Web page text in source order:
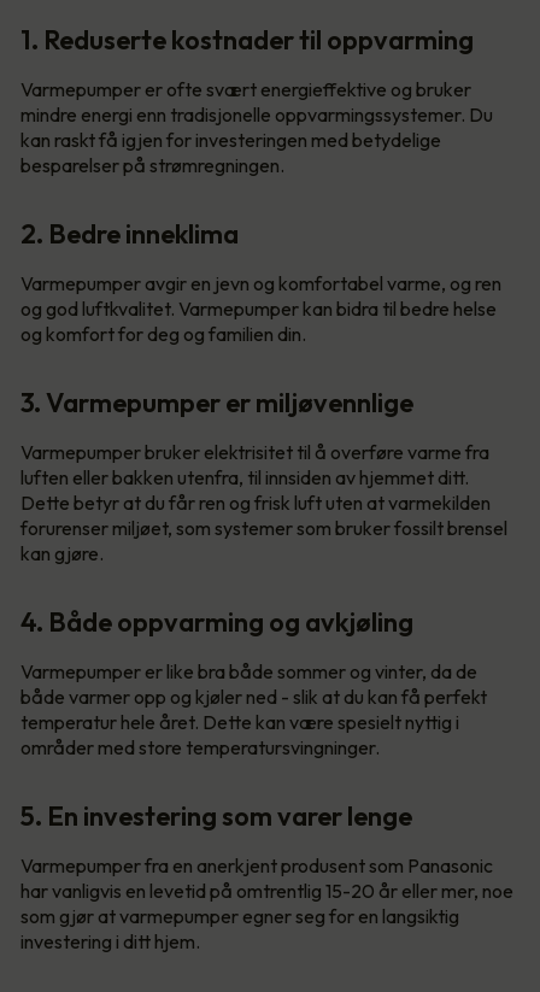
1. Reduserte kostnader til oppvarming
Varmepumper er ofte svært energieffektive og bruker
mindre energi enn tradisjonelle oppvarmingssystemer. Du
kan raskt få igjen for investeringen med betydelige
besparelser på strømregningen.
2. Bedre inneklima
Varmepumper avgir en jevn og komfortabel varme, og ren
og god luftkvalitet. Varmepumper kan bidra til bedre helse
og komfort for deg og familien din.
3. Varmepumper er miljøvennlige
Varmepumper bruker elektrisitet til å overføre varme fra
luften eller bakken utenfra, til innsiden av hjemmet ditt.
Dette betyr at du får ren og frisk luft uten at varmekilden
forurenser miljøet, som systemer som bruker fossilt brensel
kan gjøre.
4. Både oppvarming og avkjøling
Varmepumper er like bra både sommer og vinter, da de
både varmer opp og kjøler ned - slik at du kan få perfekt
temperatur hele året. Dette kan være spesielt nyttig i
områder med store temperatursvingninger.
5. En investering som varer lenge
Varmepumper fra en anerkjent produsent som Panasonic
har vanligvis en levetid på omtrentlig 15-20 år eller mer, noe
som gjør at varmepumper egner seg for en langsiktig
investering i ditt hjem.